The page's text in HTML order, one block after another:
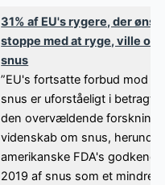
31% af EU's rygere, der
stoppe med at ryge, ville
snus
”EU's fortsatte forbud mod
snus er uforståeligt i
den overvældende forskning
videnskab om snus,
amerikanske FDA's
2019 af snus som et mindre